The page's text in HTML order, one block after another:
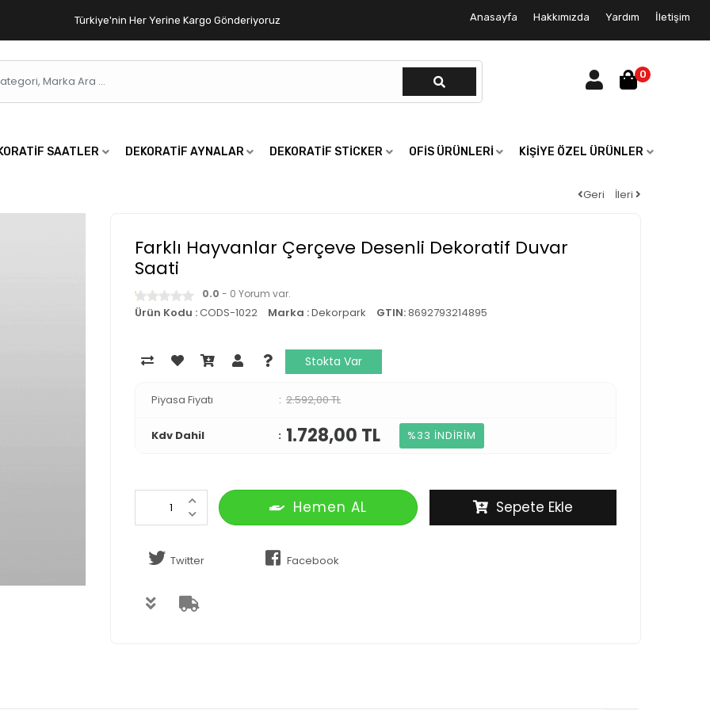
Türkiye'nin Her Yerine Kargo Gönderiyoruz Anasayfa Hakkımızda Yardım İletişim
0
SAATLER DEKORATIF AYNALAR DEKORATIF STICKER OFIS ÜRÜNLERI KIŞIYE ÖZEL ÜRÜNLER
Geri İleri
Farklı Hayvanlar Çerçeve Desenli Dekoratif Duvar
Saati
0.0 - 0 Yorum var.
Ürün Kodu :CODS-1022 Marka :Dekorpark GTIN:8692793214895
Stokta Var
Piyasa Fiyatı 2.592,00 TL
Kdv Dahil 1.728,00 TL %33 İNDİRİM
Hemen AL Sepete Ekle
Twitter Facebook